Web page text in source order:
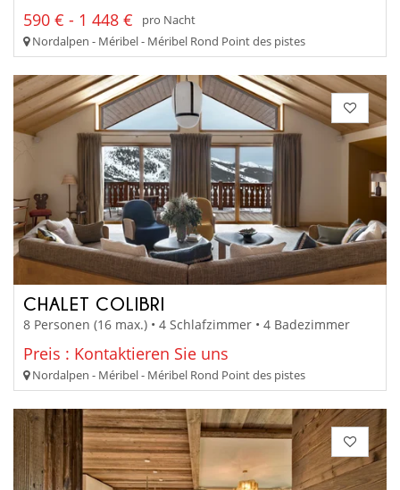
590 € - 1 448 €
pro Nacht
Nordalpen - Méribel - Méribel Rond Point des pistes
CHALET COLIBRI
8 Personen (16 max.) • 4 Schlafzimmer • 4 Badezimmer
Preis : Kontaktieren Sie uns
Nordalpen - Méribel - Méribel Rond Point des pistes